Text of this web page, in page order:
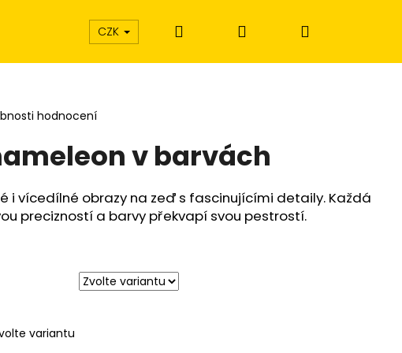
CZK Hledat PřihlášeníNákupní
hodnocení
v barvách
i vícedílné obrazy na zeď s fascinujícími detaily. Každá
precizností a barvy překvapí svou pestrostí.
variantu
EXTÁZE